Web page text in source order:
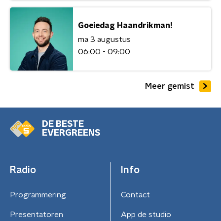
Goeiedag Haandrikman!
ma 3 augustus
06:00 - 09:00
Meer gemist
DE BESTE
EVERGREENS
Radio
Programmering
Presentatoren
Info
Contact
App de studio